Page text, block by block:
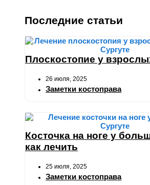
Последние статьи
Плоскостопие у
26 июля, 2025
Заметки костоправа
Косточка на ноге у
как лечить
25 июля, 2025
Заметки костоправа